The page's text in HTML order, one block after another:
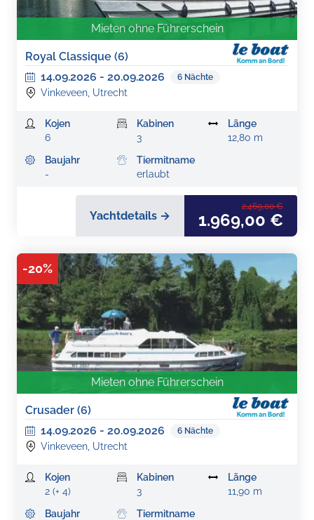
Mieten ohne Führerschein
Royal Classique (6)
14.09.2026 - 20.09.2026 6 Nächte
Vinkeveen, Utrecht
Kojen
6
Kabinen
3
Länge
12,80 m
Baujahr
-
Tiermitname
erlaubt
Yachtdetails →
2.469,00 €
1.969,00 €
-20%
Mieten ohne Führerschein
Crusader (6)
14.09.2026 - 20.09.2026 6 Nächte
Vinkeveen, Utrecht
Kojen
2 (+ 4)
Kabinen
3
Länge
11,90 m
Baujahr
Tiermitname